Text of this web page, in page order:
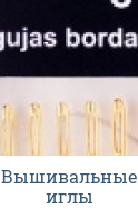
Вышивальные
иглы